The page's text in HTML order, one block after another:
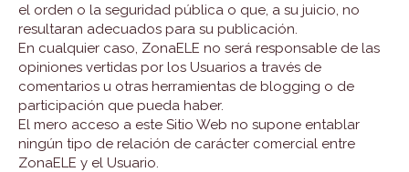
el orden o la seguridad pública o que, a su juicio, no
resultaran adecuados para su publicación.
En cualquier caso, ZonaELE no será responsable de las
opiniones vertidas por los Usuarios a través de
comentarios u otras herramientas de blogging o de
participación que pueda haber.
El mero acceso a este Sitio Web no supone entablar
ningún tipo de relación de carácter comercial entre
ZonaELE y el Usuario.